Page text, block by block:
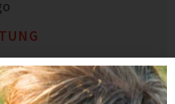
(Öko-Tex
m² – warm, robust &